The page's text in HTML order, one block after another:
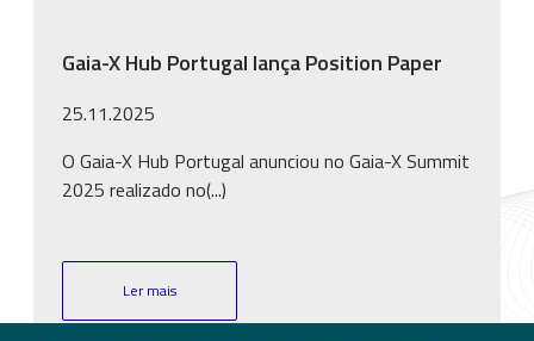
Gaia-X Hub Portugal lança Position Paper
25.11.2025
O Gaia-X Hub Portugal anunciou no Gaia-X Summit
2025 realizado no(...)
Ler mais